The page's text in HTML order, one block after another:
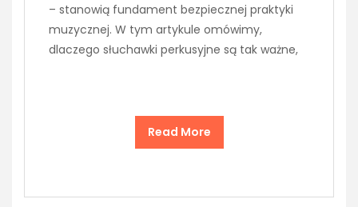
– stanowią fundament bezpiecznej praktyki
muzycznej. W tym artykule omówimy,
dlaczego słuchawki perkusyjne są tak ważne,
Read More